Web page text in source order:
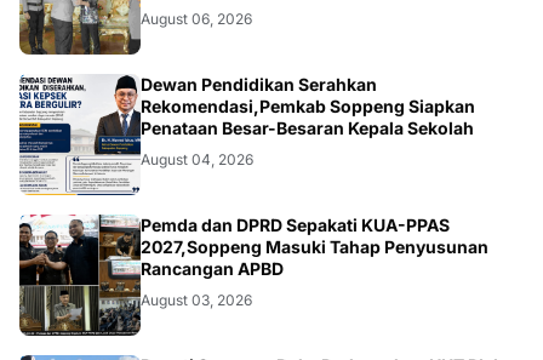
August 06, 2026
NEWS
Dewan Pendidikan Serahkan
Rekomendasi,Pemkab Soppeng Siapkan
Penataan Besar-Besaran Kepala Sekolah
August 04, 2026
NEWS
Pemda dan DPRD Sepakati KUA-PPAS
2027,Soppeng Masuki Tahap Penyusunan
Rancangan APBD
August 03, 2026